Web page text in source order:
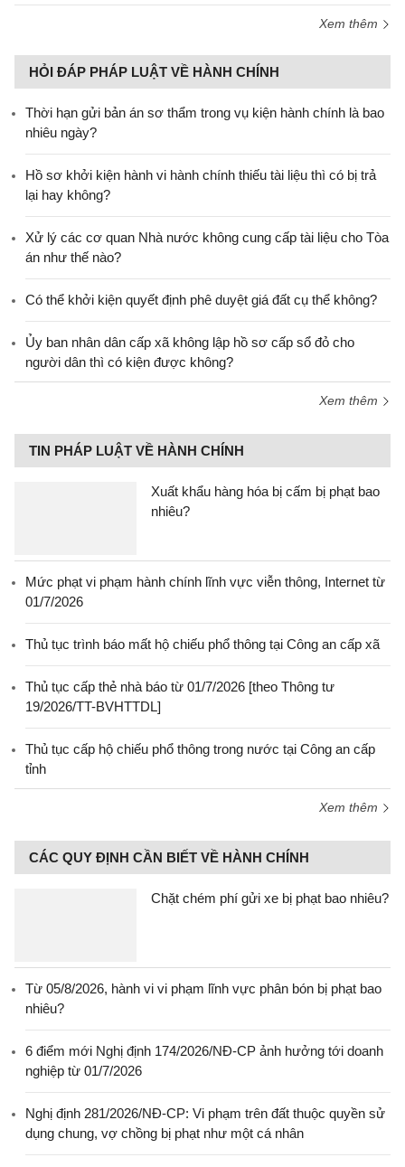
Xem thêm
HỎI ĐÁP PHÁP LUẬT VỀ HÀNH CHÍNH
Thời hạn gửi bản án sơ thẩm trong vụ kiện hành chính là bao
nhiêu ngày?
Hồ sơ khởi kiện hành vi hành chính thiếu tài liệu thì có bị trả
lại hay không?
Xử lý các cơ quan Nhà nước không cung cấp tài liệu cho Tòa
án như thế nào?
Có thể khởi kiện quyết định phê duyệt giá đất cụ thể không?
Ủy ban nhân dân cấp xã không lập hồ sơ cấp sổ đỏ cho
người dân thì có kiện được không?
Xem thêm
TIN PHÁP LUẬT VỀ HÀNH CHÍNH
Xuất khẩu hàng hóa bị cấm bị phạt bao
nhiêu?
Mức phạt vi phạm hành chính lĩnh vực viễn thông, Internet từ
01/7/2026
Thủ tục trình báo mất hộ chiếu phổ thông tại Công an cấp xã
Thủ tục cấp thẻ nhà báo từ 01/7/2026 [theo Thông tư
19/2026/TT-BVHTTDL]
Thủ tục cấp hộ chiếu phổ thông trong nước tại Công an cấp
tỉnh
Xem thêm
CÁC QUY ĐỊNH CẦN BIẾT VỀ HÀNH CHÍNH
Chặt chém phí gửi xe bị phạt bao nhiêu?
Từ 05/8/2026, hành vi vi phạm lĩnh vực phân bón bị phạt bao
nhiêu?
6 điểm mới Nghị định 174/2026/NĐ-CP ảnh hưởng tới doanh
nghiệp từ 01/7/2026
Nghị định 281/2026/NĐ-CP: Vi phạm trên đất thuộc quyền sử
dụng chung, vợ chồng bị phạt như một cá nhân